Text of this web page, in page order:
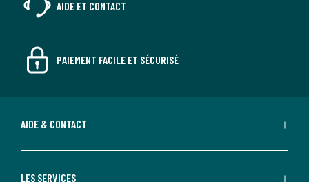
AIDE ET CONTACT
PAIEMENT FACILE ET SÉCURISÉ
AIDE & CONTACT
LES SERVICES